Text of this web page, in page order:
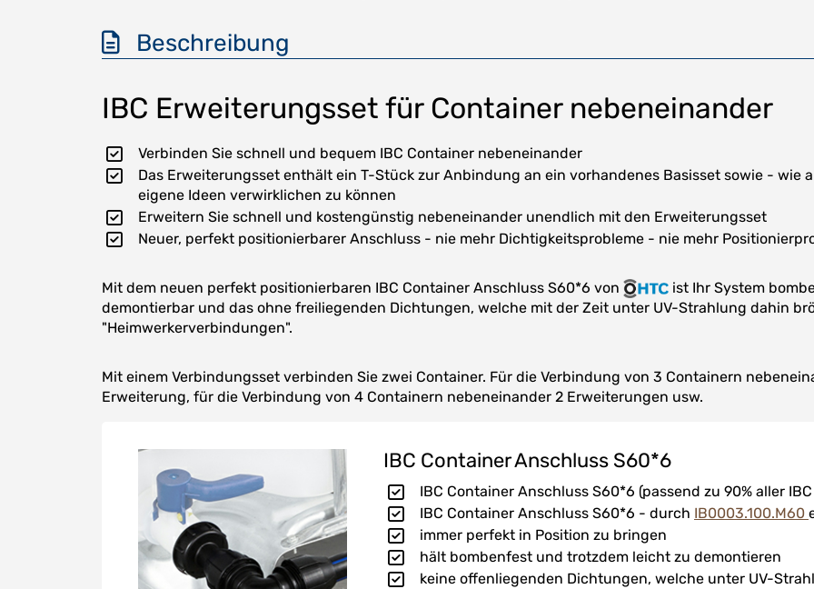
Beschreibung
IBC Erweiterungsset für Container nebeneinander
Verbinden Sie schnell und bequem IBC Container nebeneinander
Das Erweiterungsset enthält ein T-Stück zur Anbindung an ein vorhandenes Basisset sowie - wie
eigene Ideen verwirklichen zu können
Erweitern Sie schnell und kostengünstig nebeneinander unendlich mit den Erweiterungsset
Neuer, perfekt positionierbarer Anschluss - nie mehr Dichtigkeitsprobleme - nie mehr
Mit dem neuen perfekt positionierbaren IBC Container Anschluss S60*6 von
ist Ihr System
demontierbar und das ohne freiliegenden Dichtungen, welche mit der Zeit unter UV-Strahlung dahin
"Heimwerkerverbindungen".
Mit einem Verbindungsset verbinden Sie zwei Container. Für die Verbindung von 3 Containern
Erweiterung, für die Verbindung von 4 Containern nebeneinander 2 Erweiterungen usw.
IBC Container Anschluss S60*6
IBC Container Anschluss S60*6 (passend zu 90% aller
IBC Container Anschluss S60*6 - durch IB0003.100.M60
immer perfekt in Position zu bringen
hält bombenfest und trotzdem leicht zu demontieren
keine offenliegenden Dichtungen, welche unter UV-